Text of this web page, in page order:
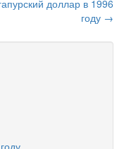
доллар в 1996
году →